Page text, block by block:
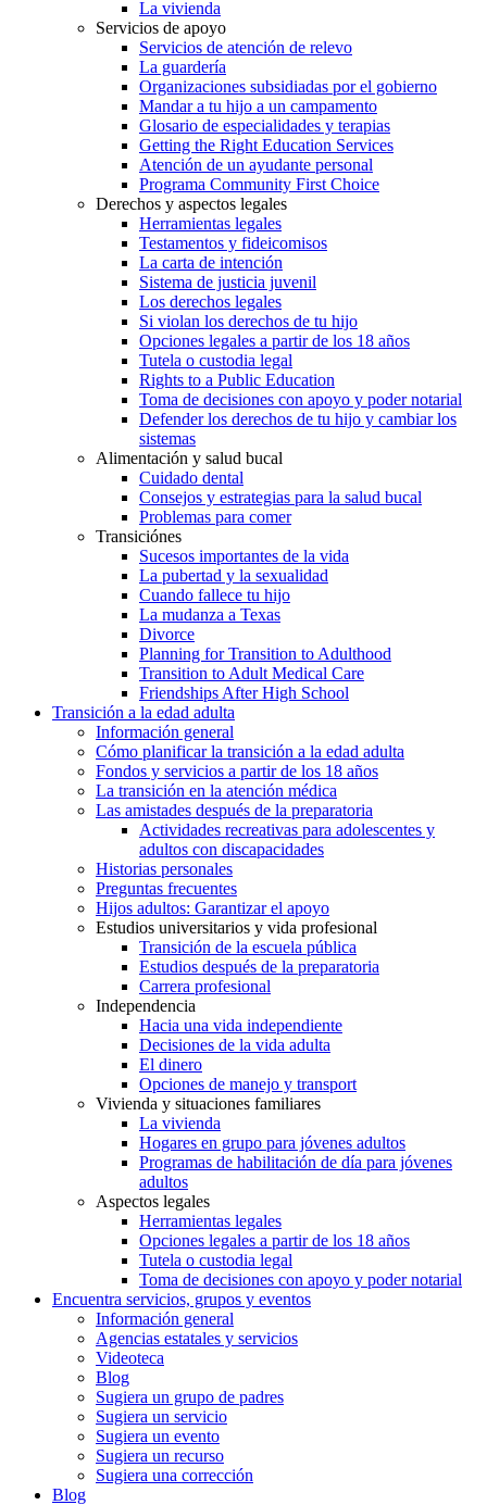
La vivienda
Servicios de apoyo
Servicios de atención de relevo
La guardería
Organizaciones subsidiadas por el gobierno
Mandar a tu hijo a un campamento
Glosario de especialidades y terapias
Getting the Right Education Services
Atención de un ayudante personal
Programa Community First Choice
Derechos y aspectos legales
Herramientas legales
Testamentos y fideicomisos
La carta de intención
Sistema de justicia juvenil
Los derechos legales
Si violan los derechos de tu hijo
Opciones legales a partir de los 18 años
Tutela o custodia legal
Rights to a Public Education
Toma de decisiones con apoyo y poder notarial
Defender los derechos de tu hijo y cambiar los
sistemas
Alimentación y salud bucal
Cuidado dental
Consejos y estrategias para la salud bucal
Problemas para comer
Transiciónes
Sucesos importantes de la vida
La pubertad y la sexualidad
Cuando fallece tu hijo
La mudanza a Texas
Divorce
Planning for Transition to Adulthood
Transition to Adult Medical Care
Friendships After High School
Transición a la edad adulta
Información general
Cómo planificar la transición a la edad adulta
Fondos y servicios a partir de los 18 años
La transición en la atención médica
Las amistades después de la preparatoria
Actividades recreativas para adolescentes y
adultos con discapacidades
Historias personales
Preguntas frecuentes
Hijos adultos: Garantizar el apoyo
Estudios universitarios y vida profesional
Transición de la escuela pública
Estudios después de la preparatoria
Carrera profesional
Independencia
Hacia una vida independiente
Decisiones de la vida adulta
El dinero
Opciones de manejo y transport
Vivienda y situaciones familiares
La vivienda
Hogares en grupo para jóvenes adultos
Programas de habilitación de día para jóvenes
adultos
Aspectos legales
Herramientas legales
Opciones legales a partir de los 18 años
Tutela o custodia legal
Toma de decisiones con apoyo y poder notarial
Encuentra servicios, grupos y eventos
Información general
Agencias estatales y servicios
Videoteca
Blog
Sugiera un grupo de padres
Sugiera un servicio
Sugiera un evento
Sugiera un recurso
Sugiera una corrección
Blog